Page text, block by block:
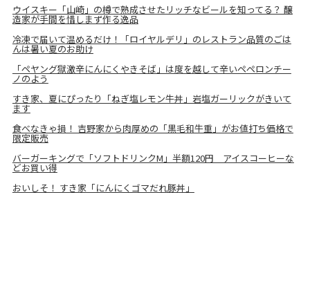
ウイスキー「山崎」の樽で熟成させたリッチなビールを知ってる？ 醸
造家が手間を惜しまず作る逸品
冷凍で届いて温めるだけ！「ロイヤルデリ」のレストラン品質のごは
んは暑い夏のお助け
「ペヤング獄激辛にんにくやきそば」は度を越して辛いペペロンチー
ノのよう
すき家、夏にぴったり「ねぎ塩レモン牛丼」岩塩ガーリックがきいて
ます
食べなきゃ損！ 吉野家から肉厚めの「黒毛和牛重」がお値打ち価格で
限定販売
バーガーキングで「ソフトドリンクM」半額120円 アイスコーヒーな
どお買い得
おいしそ！ すき家「にんにくゴマだれ豚丼」